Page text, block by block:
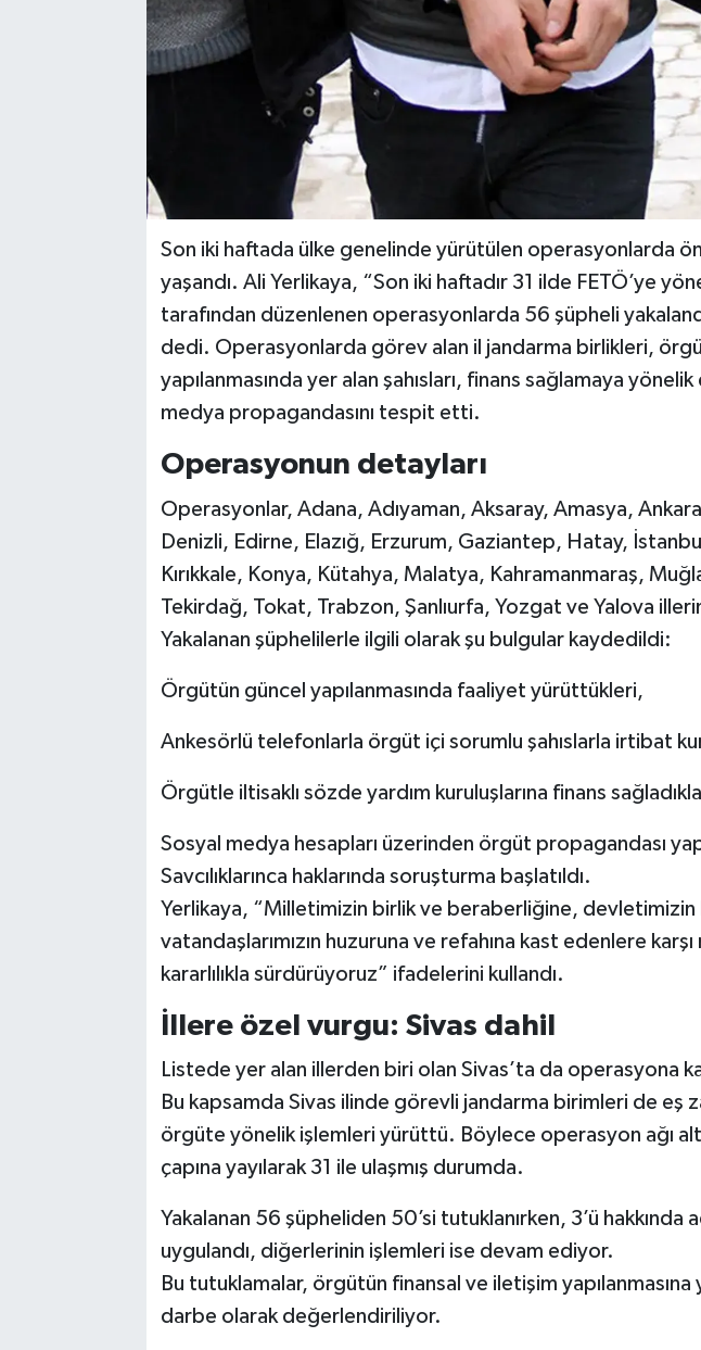
Son iki haftada ülke genelinde yürütülen operasyonlarda
yaşandı. Ali Yerlikaya, “Son iki haftadır 31 ilde FETÖ’ye
tarafından düzenlenen operasyonlarda 56 şüpheli
dedi. Operasyonlarda görev alan il jandarma birlikleri,
yapılanmasında yer alan şahısları, finans sağlamaya
medya propagandasını tespit etti.
Operasyonun detayları
Operasyonlar, Adana, Adıyaman, Aksaray, Amasya,
Denizli, Edirne, Elazığ, Erzurum, Gaziantep, Hatay,
Kırıkkale, Konya, Kütahya, Malatya, Kahramanmaraş,
Tekirdağ, Tokat, Trabzon, Şanlıurfa, Yozgat ve Yalova
Yakalanan şüphelilerle ilgili olarak şu bulgular kaydedildi:
Örgütün güncel yapılanmasında faaliyet yürüttükleri,
Ankesörlü telefonlarla örgüt içi sorumlu şahıslarla irtibat
Örgütle iltisaklı sözde yardım kuruluşlarına finans
Sosyal medya hesapları üzerinden örgüt propagandası
Savcılıklarınca haklarında soruşturma başlatıldı.
Yerlikaya, “Milletimizin birlik ve beraberliğine,
vatandaşlarımızın huzuruna ve refahına kast edenlere
kararlılıkla sürdürüyoruz” ifadelerini kullandı.
İllere özel vurgu: Sivas dahil
Listede yer alan illerden biri olan Sivas’ta da operasyona
Bu kapsamda Sivas ilinde görevli jandarma birimleri de eş
örgüte yönelik işlemleri yürüttü. Böylece operasyon ağı
çapına yayılarak 31 ile ulaşmış durumda.
Yakalanan 56 şüpheliden 50’si tutuklanırken, 3’ü hakkında
uygulandı, diğerlerinin işlemleri ise devam ediyor.
Bu tutuklamalar, örgütün finansal ve iletişim
darbe olarak değerlendiriliyor.